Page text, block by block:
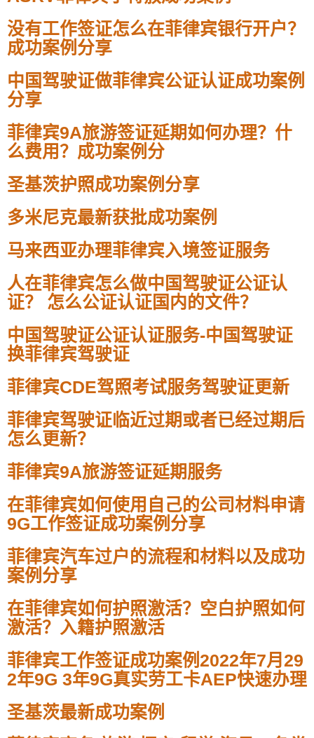
没有工作签证怎么在菲律宾银行开户？
成功案例分享
中国驾驶证做菲律宾公证认证成功案例
分享
菲律宾9A旅游签证延期如何办理？什
么费用？成功案例分
圣基茨护照成功案例分享
多米尼克最新获批成功案例
马来西亚办理菲律宾入境签证服务
人在菲律宾怎么做中国驾驶证公证认
证？ 怎么公证认证国内的文件？
中国驾驶证公证认证服务-中国驾驶证
换菲律宾驾驶证
菲律宾CDE驾照考试服务驾驶证更新
菲律宾驾驶证临近过期或者已经过期后
怎么更新？
菲律宾9A旅游签证延期服务
在菲律宾如何使用自己的公司材料申请
9G工作签证成功案例分享
菲律宾汽车过户的流程和材料以及成功
案例分享
在菲律宾如何护照激活？空白护照如何
激活？入籍护照激活
菲律宾工作签证成功案例2022年7月29
2年9G 3年9G真实劳工卡AEP快速办理
圣基茨最新成功案例